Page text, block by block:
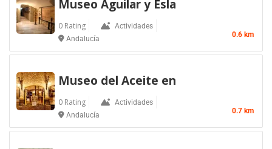
Museo Aguilar y Esla
0 Rating
Actividades
Andalucía
0.6 km
Museo del Aceite en
0 Rating
Actividades
Andalucía
0.7 km